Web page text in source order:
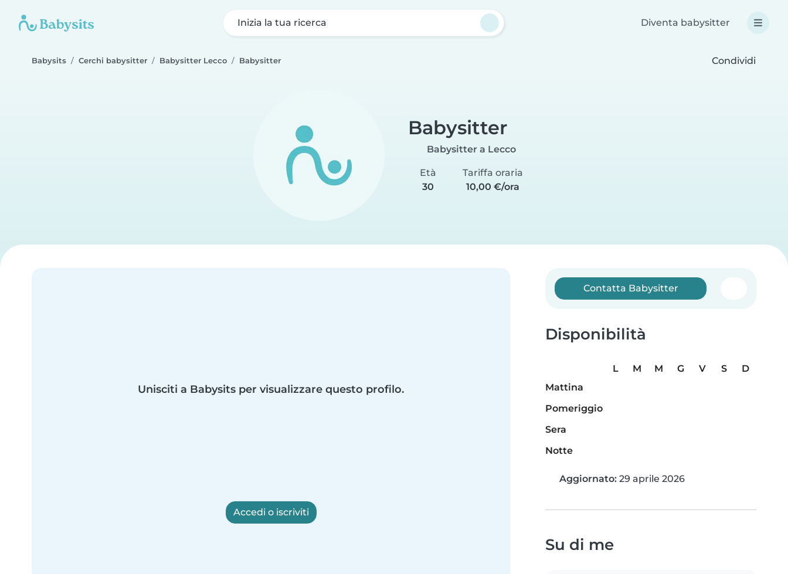
Inizia la tua ricerca Diventa babysitter
Babysits Cerchi babysitter Babysitter Lecco Babysitter Condividi
Babysitter
Babysitter a Lecco
Età
30
Tariffa oraria
10,00 €/ora
Unisciti a Babysits per visualizzare questo profilo.
Accedi o iscriviti
Contatta Babysitter
Disponibilità
L M M G V S
D
Mattina
Pomeriggio
Sera
Notte
Aggiornato: 29 aprile 2026
Su di me